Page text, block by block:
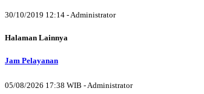
30/10/2019 12:14 - Administrator
Halaman Lainnya
Jam Pelayanan
05/08/2026 17:38 WIB - Administrator